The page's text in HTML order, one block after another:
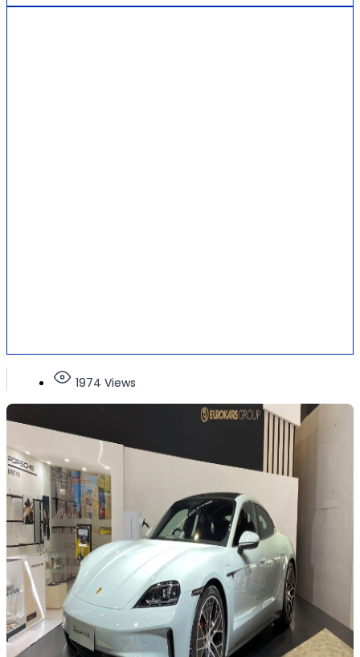
1974 Views